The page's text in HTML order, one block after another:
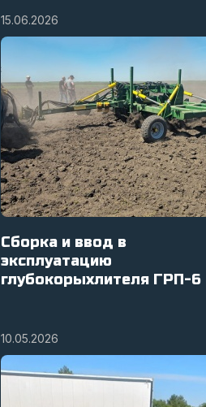
15.06.2026
Сборка и ввод в
эксплуатацию
глубокорыхлителя ГРП-6
10.05.2026